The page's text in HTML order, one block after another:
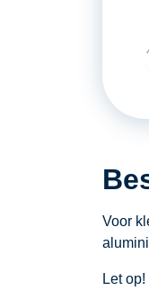
Voor
Let op!